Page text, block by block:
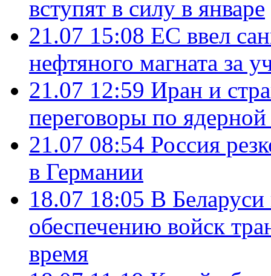
вступят в силу в январе
21.07 15:08 ЕС ввел
нефтяного магната за
21.07 12:59 Иран и
переговоры по
21.07 08:54 Россия
в Германии
18.07 18:05 В
обеспечению войск
время